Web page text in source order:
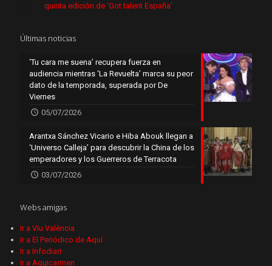
quinta edición de ‘Got talent España’
Últimas noticias
‘Tu cara me suena’ recupera fuerza en
audiencia mientras ‘La Revuelta’ marca su peor
dato de la temporada, superada por De
Viernes
05/07/2026
Arantxa Sánchez Vicario e Hiba Abouk llegan a
‘Universo Calleja’ para descubrir la China de los
emperadores y los Guerreros de Terracota
03/07/2026
Webs amigas
Ir a Viu València
Ir a El Periódico de Aquí
Ir a Infodiari
Ir a Aquicarmen